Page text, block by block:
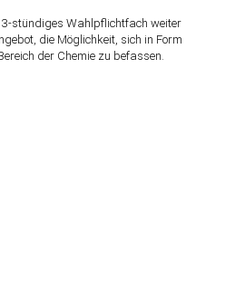
stündiges Wahlpflichtfach weiter
die Möglichkeit, sich in Form
der Chemie zu befassen.